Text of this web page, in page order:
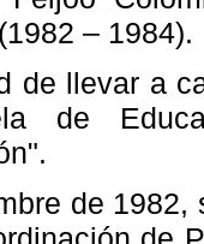
– 1984).
de llevar a
de
de